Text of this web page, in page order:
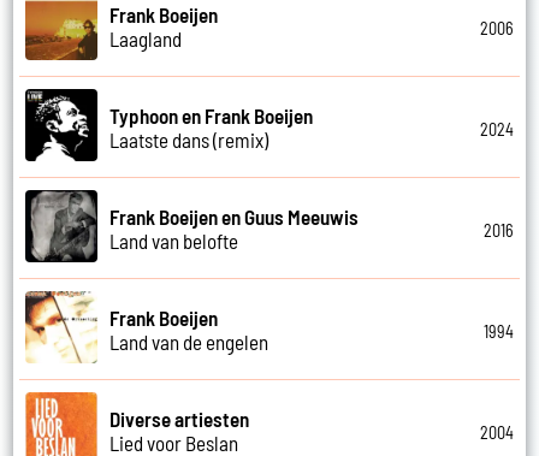
Frank Boeijen
Laagland
2006
Typhoon en Frank Boeijen
Laatste dans (remix)
2024
Frank Boeijen en Guus Meeuwis
Land van belofte
2016
Frank Boeijen
Land van de engelen
1994
Diverse artiesten
Lied voor Beslan
2004